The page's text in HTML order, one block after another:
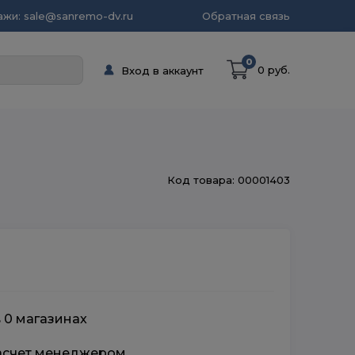
sale@sanremo-dv.ru Обратная связь
Вход в аккаунт
0
0 руб.
Код товара: 00001403
магазинах